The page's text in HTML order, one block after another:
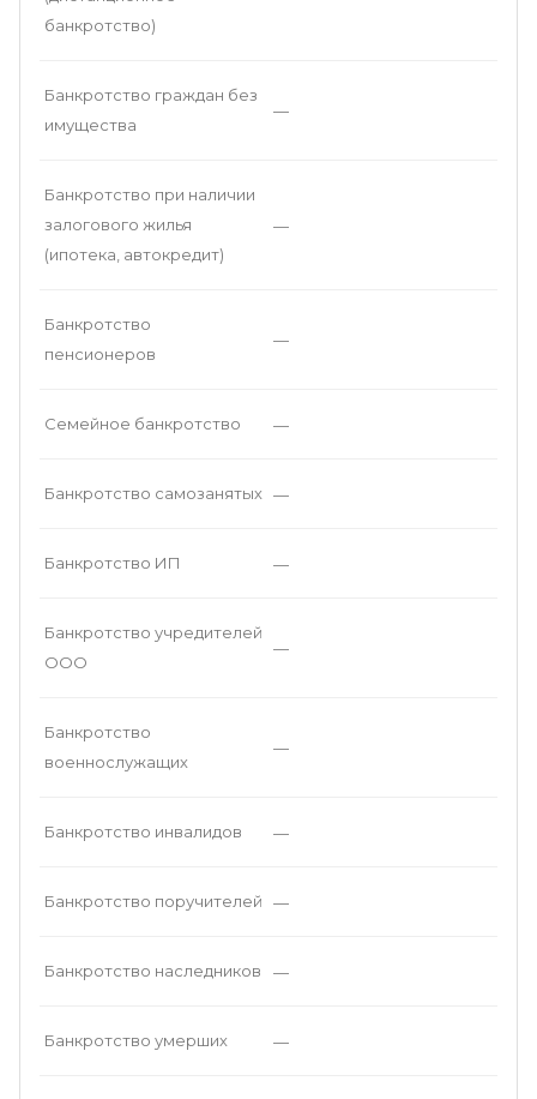
банкротство)
Банкротство граждан без
имущества
—
Банкротство при наличии
залогового жилья
(ипотека, автокредит)
—
Банкротство
пенсионеров
—
Семейное банкротство —
Банкротство самозанятых —
Банкротство ИП —
Банкротство учредителей
ООО
—
Банкротство
военнослужащих
—
Банкротство инвалидов —
Банкротство поручителей —
Банкротство наследников —
Банкротство умерших —